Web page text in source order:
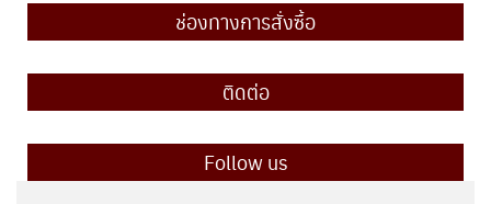
ช่องทางการสั่งซื้อ
ติดต่อ
Follow us